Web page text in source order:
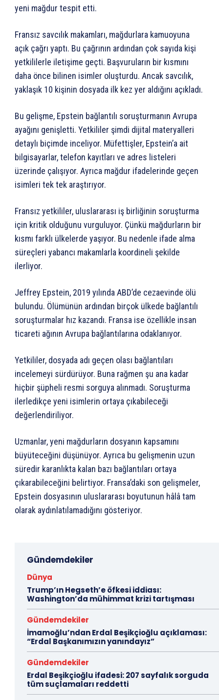
yeni mağdur tespit etti.
Fransız savcılık makamları, mağdurlara kamuoyuna
açık çağrı yaptı. Bu çağrının ardından çok sayıda kişi
yetkililerle iletişime geçti. Başvuruların bir kısmını
daha önce bilinen isimler oluşturdu. Ancak savcılık,
yaklaşık 10 kişinin dosyada ilk kez yer aldığını açıkladı.
Bu gelişme, Epstein bağlantılı soruşturmanın Avrupa
ayağını genişletti. Yetkililer şimdi dijital materyalleri
detaylı biçimde inceliyor. Müfettişler, Epstein’a ait
bilgisayarlar, telefon kayıtları ve adres listeleri
üzerinde çalışıyor. Ayrıca mağdur ifadelerinde geçen
isimleri tek tek araştırıyor.
Fransız yetkililer, uluslararası iş birliğinin soruşturma
için kritik olduğunu vurguluyor. Çünkü mağdurların bir
kısmı farklı ülkelerde yaşıyor. Bu nedenle ifade alma
süreçleri yabancı makamlarla koordineli şekilde
ilerliyor.
Jeffrey Epstein, 2019 yılında ABD’de cezaevinde ölü
bulundu. Ölümünün ardından birçok ülkede bağlantılı
soruşturmalar hız kazandı. Fransa ise özellikle insan
ticareti ağının Avrupa bağlantılarına odaklanıyor.
Yetkililer, dosyada adı geçen olası bağlantıları
incelemeyi sürdürüyor. Buna rağmen şu ana kadar
hiçbir şüpheli resmi sorguya alınmadı. Soruşturma
ilerledikçe yeni isimlerin ortaya çıkabileceği
değerlendiriliyor.
Uzmanlar, yeni mağdurların dosyanın kapsamını
büyüteceğini düşünüyor. Ayrıca bu gelişmenin uzun
süredir karanlıkta kalan bazı bağlantıları ortaya
çıkarabileceğini belirtiyor. Fransa’daki son gelişmeler,
Epstein dosyasının uluslararası boyutunun hâlâ tam
olarak aydınlatılamadığını gösteriyor.
Gündemdekiler
Dünya
Trump’ın Hegseth’e öfkesi iddiası:
Washington’da mühimmat krizi tartışması
Gündemdekiler
İmamoğlu’ndan Erdal Beşikçioğlu açıklaması:
“Erdal Başkanımızın yanındayız”
Gündemdekiler
Erdal Beşikçioğlu ifadesi: 207 sayfalık sorguda
tüm suçlamaları reddetti